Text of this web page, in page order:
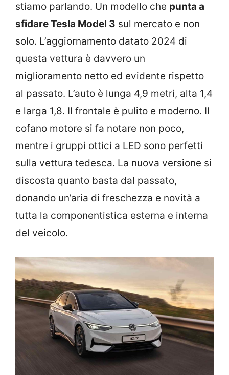
stiamo parlando. Un modello che punta a
sfidare Tesla Model 3 sul mercato e non
solo. L’aggiornamento datato 2024 di
questa vettura è davvero un
miglioramento netto ed evidente rispetto
al passato. L’auto è lunga 4,9 metri, alta 1,4
e larga 1,8. Il frontale è pulito e moderno. Il
cofano motore si fa notare non poco,
mentre i gruppi ottici a LED sono perfetti
sulla vettura tedesca. La nuova versione si
discosta quanto basta dal passato,
donando un’aria di freschezza e novità a
tutta la componentistica esterna e interna
del veicolo.